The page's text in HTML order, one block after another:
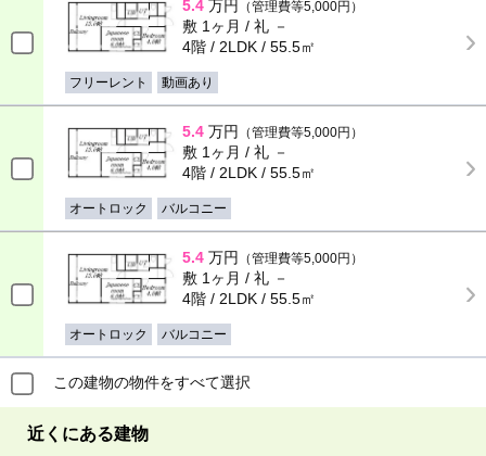
5.4 万円 （管理費等5,000円）
敷 1ヶ月 / 礼 －
4階 / 2LDK / 55.5㎡
フリーレント 動画あり
5.4 万円 （管理費等5,000円）
敷 1ヶ月 / 礼 －
4階 / 2LDK / 55.5㎡
オートロック バルコニー
5.4 万円 （管理費等5,000円）
敷 1ヶ月 / 礼 －
4階 / 2LDK / 55.5㎡
オートロック バルコニー
この建物の物件をすべて選択
近くにある建物